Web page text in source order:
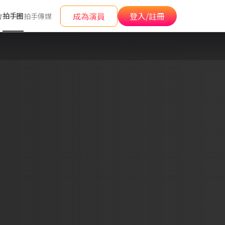
拍手圈拍手傳媒 成為演員 登入/註冊